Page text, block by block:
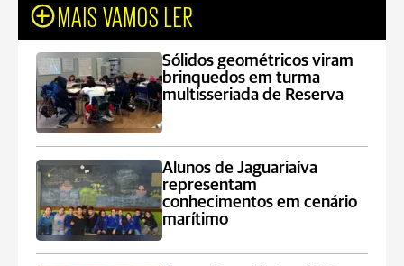
MAIS VAMOS LER
Sólidos geométricos viram
brinquedos em turma
multisseriada de Reserva
Alunos de Jaguariaíva
representam
conhecimentos em cenário
marítimo